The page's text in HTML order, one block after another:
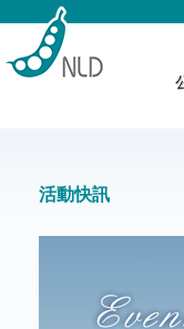
活動快訊